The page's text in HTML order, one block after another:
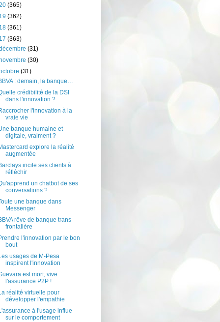
(365)
(362)
(361)
(363)
(31)
(30)
(31)
: demain, la banque…
crédibilité de la DSI
dans l'innovation ?
l'innovation à la
vraie vie
banque humaine et
digitale, vraiment ?
explore la réalité
augmentée
incite ses clients à
réfléchir
un chatbot de ses
conversations ?
une banque dans
Messenger
rêve de banque trans-
frontalière
l'innovation par le bon
bout
usages de M-Pesa
inspirent l'innovation
est mort, vive
l'assurance P2P !
réalité virtuelle pour
développer l'empathie
à l'usage influe
sur le comportement